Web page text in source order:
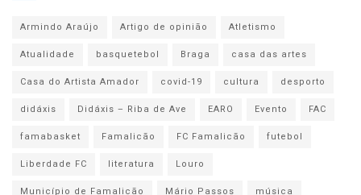
Armindo Araújo Artigo de opinião
Atletismo
Atualidade
basquetebol Braga
casa das artes
Casa do Artista Amador
covid-19 cultura
desporto
didáxis
Didáxis – Riba de Ave EARO Evento
FAC
famabasket
Famalicão FC Famalicão
futebol
Liberdade FC
literatura
Louro
Município de Famalicão
Mário Passos
música